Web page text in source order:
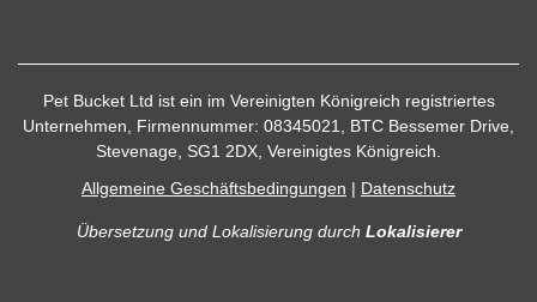
Pet Bucket Ltd ist ein im Vereinigten Königreich registriertes
Unternehmen, Firmennummer: 08345021, BTC Bessemer Drive,
Stevenage, SG1 2DX, Vereinigtes Königreich.
Allgemeine Geschäftsbedingungen | Datenschutz
Übersetzung und Lokalisierungdurch Lokalisierer